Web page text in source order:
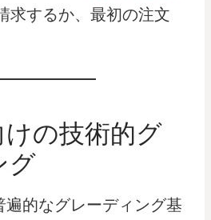
求するか、最初の注文
の技術的グ
グ
的なグレーディング基